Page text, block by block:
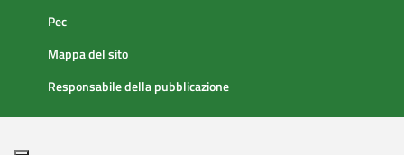
Pec
Mappa del sito
Responsabile della pubblicazione